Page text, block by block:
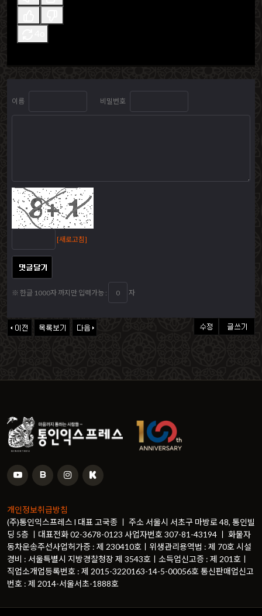
이름 비밀번호
[새로고침]
※ 한글 1000자 까지만 입력가능 : 자
개인정보취급방침
(주)통인익스프레스 l 대표 고국종 ㅣ 주소 서울시 서초구 마방로 48, 통인빌
딩 5층 ㅣ대표전화 02-3678-0123 사업자번호 307-81-43194 ㅣ 화물자
동차운송주선사업허가증 : 제 230410호ㅣ위생관리용역법 : 제 70호 시설
경비 : 서울특별시 지방경찰청장 제 3543호ㅣ소득업신고증 : 제 201호ㅣ
직업소개업등록번호 : 제 2015-3220163-14-5-00056호 통신판매업신고
번호 : 제 2014-서울서초-1888호